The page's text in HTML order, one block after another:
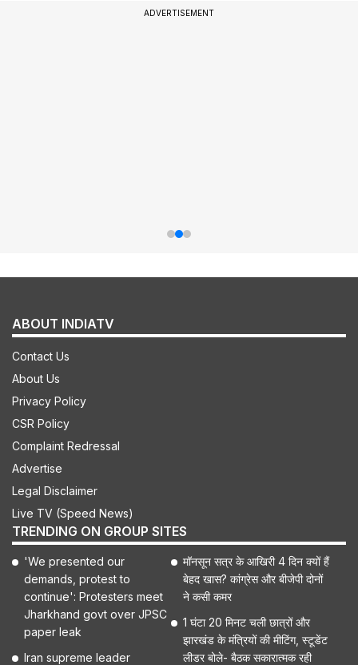
ADVERTISEMENT
ABOUT INDIATV
Contact Us
About Us
Privacy Policy
CSR Policy
Complaint Redressal
Advertise
Legal Disclaimer
Live TV (Speed News)
TRENDING ON GROUP SITES
'We presented our
demands, protest to
continue': Protesters meet
Jharkhand govt over JPSC
paper leak
Iran supreme leader
मॉनसून सत्र के आखिरी 4 दिन क्यों हैं
बेहद खास? कांग्रेस और बीजेपी दोनों
ने कसी कमर
1 घंटा 20 मिनट चली छात्रों और
झारखंड के मंत्रियों की मीटिंग, स्टूडेंट
लीडर बोले- बैठक सकारात्मक रही